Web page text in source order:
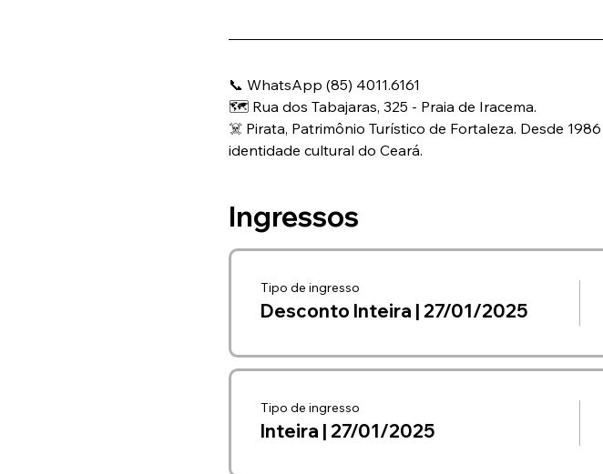
📞 WhatsApp (85) 4011.6161
🗺️ Rua dos Tabajaras, 325 - Praia de Iracema.
☠️ Pirata, Patrimônio Turístico de Fortaleza. Desde
identidade cultural do Ceará.
Ingressos
Tipo de ingresso
Desconto Inteira | 27/01/2025
Tipo de ingresso
Inteira | 27/01/2025